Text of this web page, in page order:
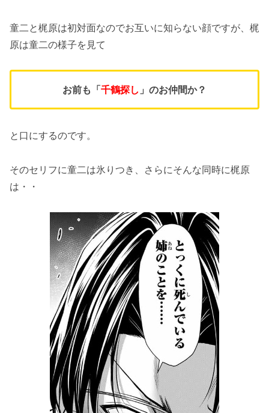
童二と梶原は初対面なのでお互いに知らない顔ですが、梶
原は童二の様子を見て
お前も「千鶴探し 」のお仲間か？
と口にするのです。
そのセリフに童二は氷りつき、さらにそんな同時に梶原
は・・